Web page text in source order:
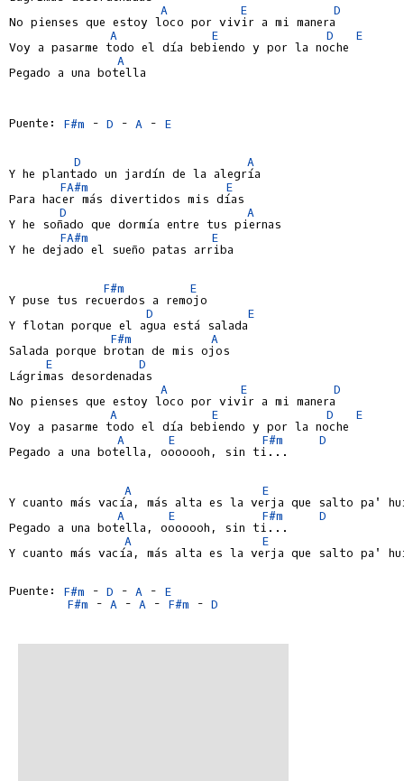
A
E
D
No pienses que estoy loco por vivir a mi manera
A
E D
E
Voy a pasarme todo el día bebiendo y por la noche
A
Pegado a una botella
Puente: F#m - D - A - E
D
A
Y he plantado un jardín de la alegría
FA#m
E
Para hacer más divertidos mis días
D
A
Y he soñado que dormía entre tus piernas
FA#m
E
Y he dejado el sueño patas arriba
F#m
E
Y puse tus recuerdos a remojo
D
E
Y flotan porque el agua está salada
F#m
A
Salada porque brotan de mis ojos
E
D
Lágrimas desordenadas
A
E
D
No pienses que estoy loco por vivir a mi manera
A
E D
E
Voy a pasarme todo el día bebiendo y por la noche
A
E F#m
D
Pegado a una botella, ooooooh, sin ti...
A
E
Y cuanto más vacía, más alta es la verja que salto pa'
A
E F#m
D
Pegado a una botella, ooooooh, sin ti...
A
E
Y cuanto más vacía, más alta es la verja que salto pa'
Puente: F#m - D - A - E
F#m - A - A - F#m - D